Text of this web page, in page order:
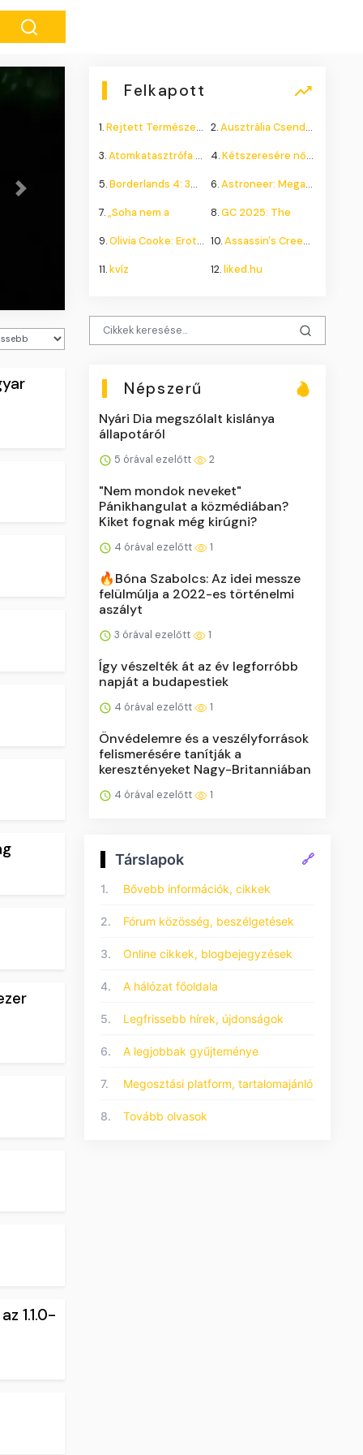
Next
1.1.0-
Felkapott
1.Rejtett Természeti Csoda 2.Ausztrália Csendes Összeomlása
3.Atomkatasztrófa 1985: A 4.Kétszeresére nőhet a
5.Borderlands 4: 300.000+ 6.Astroneer: Megatech DLC
7.„Soha nem a 8.GC 2025: The
9.Olivia Cooke: Erotikus 10.Assassin's Creed Shadows
11.kvíz 12.liked.hu
Népszerű
Nyári Dia megszólalt kislánya
állapotáról
5 órával ezelőtt 2
"Nem mondok neveket"
Pánikhangulat a közmédiában?
Kiket fognak még kirúgni?
4 órával ezelőtt 1
🔥Bóna Szabolcs: Az idei messze
felülmúlja a 2022-es történelmi
aszályt
3 órával ezelőtt 1
Így vészelték át az év legforróbb
napját a budapestiek
4 órával ezelőtt 1
Önvédelemre és a veszélyforrások
felismerésére tanítják a
keresztényeket Nagy-Britanniában
4 órával ezelőtt 1
Társlapok 🔗
1. Bővebb információk, cikkek
2. Fórum közösség, beszélgetések
3. Online cikkek, blogbejegyzések
4. A hálózat főoldala
5. Legfrissebb hírek, újdonságok
6. A legjobbak gyűjteménye
7. Megosztási platform, tartalomajánló
8. Tovább olvasok